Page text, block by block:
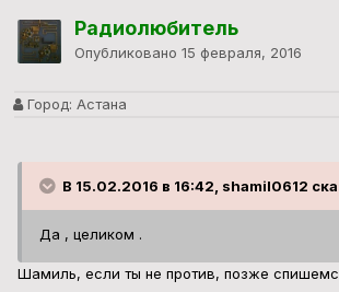
Радиолюбитель
Опубликовано 15 февраля, 2016
Город: Астана
В 15.02.2016 в 16:42, shamil0612
Да , целиком .
Шамиль, если ты не против, позже